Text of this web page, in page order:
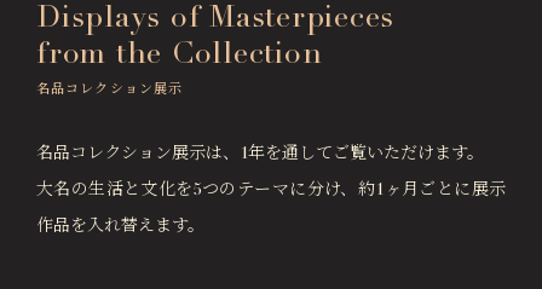
Displays of Masterpieces
from the Collection
名品コレクション展示
名品コレクション展示は、1年を通してご覧いただけます。
大名の生活と文化を5つのテーマに分け、約1ヶ月ごとに展示
作品を入れ替えます。